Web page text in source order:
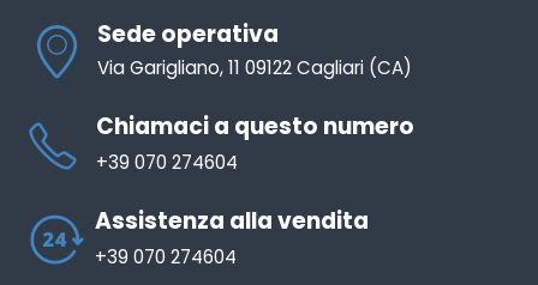
Sede operativa
Via Garigliano, 11 09122 Cagliari (CA)
Chiamaci a questo numero
+39 070 274604
Assistenza alla vendita
+39 070 274604